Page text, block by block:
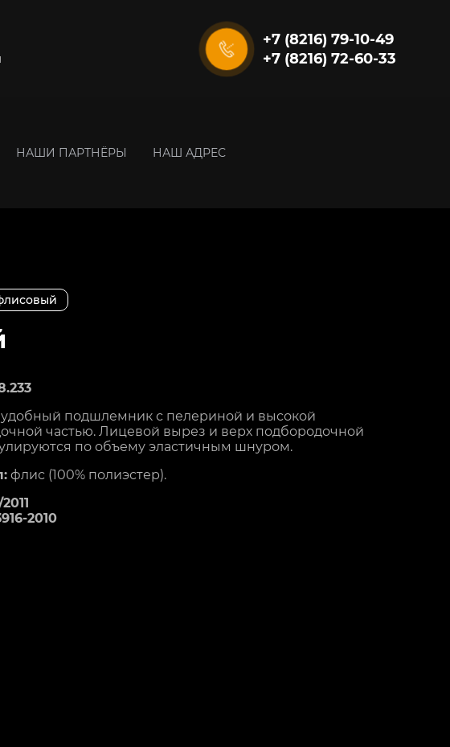
+7 (8216) 79-10-49
+7 (8216) 72-60-33
НАШИ ПАРТНЁРЫ НАШ АДРЕС
подшлемник с пелериной и высокой
частью. Лицевой вырез и верх подбородочной
по объему эластичным шнуром.
флис (100% полиэстер).
2010